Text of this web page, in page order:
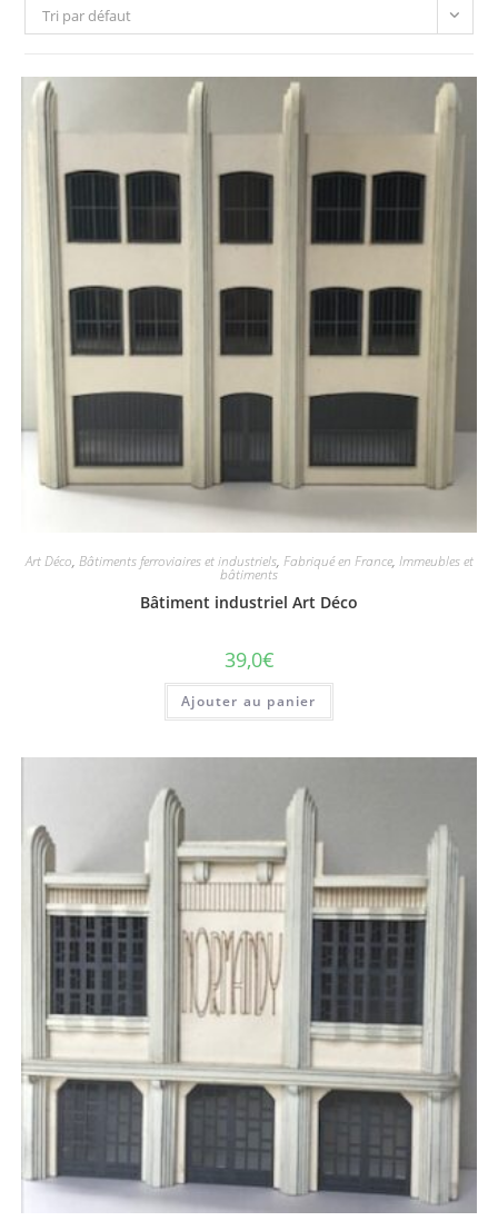
Tri par défaut
Art Déco, Bâtiments ferroviaires et industriels, Fabriqué en France, Immeubles et
bâtiments
Bâtiment industriel Art Déco
39,0€
Ajouter au panier